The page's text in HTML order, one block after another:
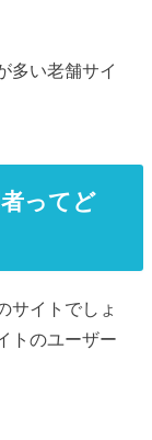
多い老舗サイ
ってど
サイトでしょ
トのユーザー